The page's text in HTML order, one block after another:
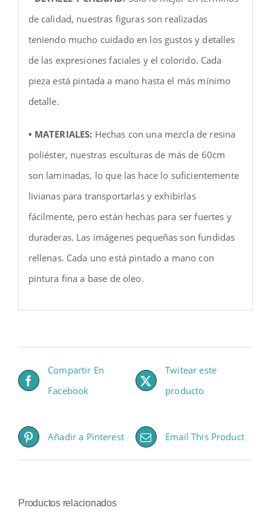
de calidad, nuestras figuras son realizadas
teniendo mucho cuidado en los gustos y detalles
de las expresiones faciales y el colorido. Cada
pieza está pintada a mano hasta el más mínimo
detalle.
• MATERIALES: Hechas con una mezcla de resina
poliéster, nuestras esculturas de más de 60cm
son laminadas, lo que las hace lo suficientemente
livianas para transportarlas y exhibirlas
fácilmente, pero están hechas para ser fuertes y
duraderas. Las imágenes pequeñas son fundidas
rellenas. Cada uno está pintado a mano con
pintura fina a base de oleo.
Compartir En
Facebook
Twitear este
producto
Añadir a Pinterest Email This Product
Productos relacionados